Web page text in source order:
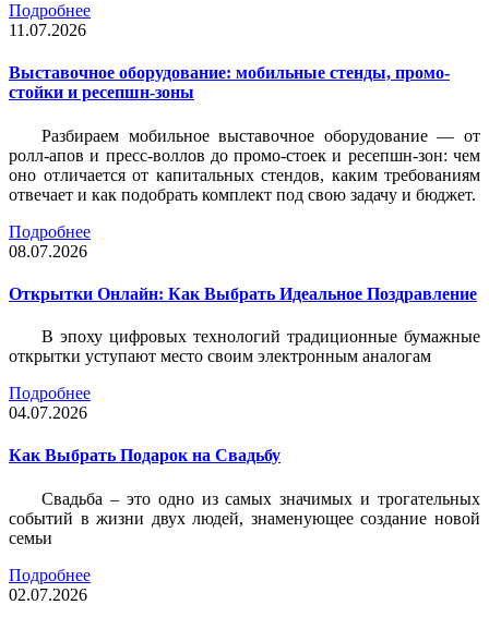
Подробнее
11.07.2026
Выставочное оборудование: мобильные стенды, промо-
стойки и ресепшн-зоны
Разбираем мобильное выставочное оборудование — от
ролл-апов и пресс-воллов до промо-стоек и ресепшн-зон: чем
оно отличается от капитальных стендов, каким требованиям
отвечает и как подобрать комплект под свою задачу и бюджет.
Подробнее
08.07.2026
Открытки Онлайн: Как Выбрать Идеальное Поздравление
В эпоху цифровых технологий традиционные бумажные
открытки уступают место своим электронным аналогам
Подробнее
04.07.2026
Как Выбрать Подарок на Свадьбу
Свадьба – это одно из самых значимых и трогательных
событий в жизни двух людей, знаменующее создание новой
семьи
Подробнее
02.07.2026